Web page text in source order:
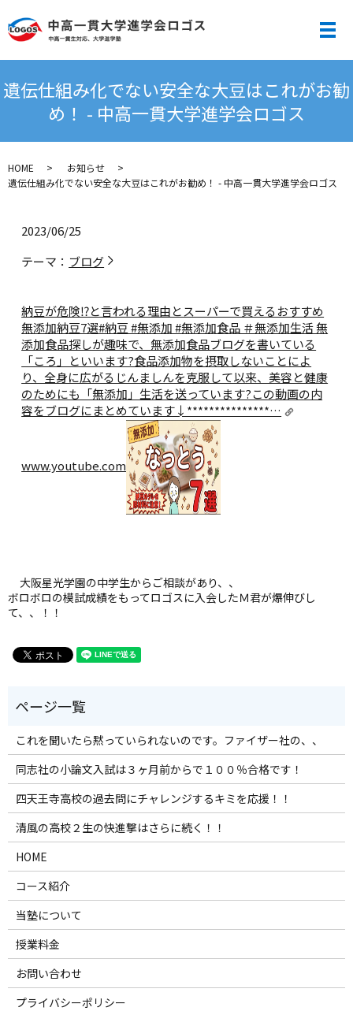
メ
遺伝仕組み化でない安全な大豆はこれがお勧
め！ - 中高一貫大学進学会ロゴス
HOME
お知らせ
遺伝仕組み化でない安全な大豆はこれがお勧め！ - 中高一貫大学進学会ロゴス
2023/06/25
テーマ： ブログ
納豆が危険⁉︎と言われる理由とスーパーで買えるおすすめ
無添加納豆7選#納豆 #無添加 #無添加食品 ＃無添加生活 無
添加食品探しが趣味で、無添加食品ブログを書いている
「ころ」といいます?食品添加物を摂取しないことによ
り、全身に広がるじんましんを克服して以来、美容と健康
のためにも「無添加」生活を送っています?この動画の内
容をブログにまとめています↓***************…
www.youtube.com
大阪星光学園の中学生からご相談があり、、
ボロボロの模試成績をもってロゴスに入会したＭ君が爆伸びし
て、、！！
これを聞いたら黙っていられないのです。ファイザー社の、、
同志社の小論文入試は３ヶ月前からで１００％合格です！
四天王寺高校の過去問にチャレンジするキミを応援！！
清風の高校２生の快進撃はさらに続く！！
HOME
コース紹介
当塾について
授業料金
お問い合わせ
プライバシーポリシー